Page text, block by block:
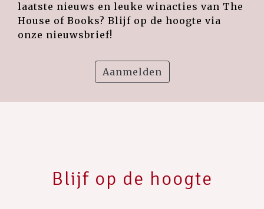
laatste nieuws en leuke winacties van The
House of Books? Blijf op de hoogte via
onze nieuwsbrief!
Aanmelden
Blijf op de hoogte